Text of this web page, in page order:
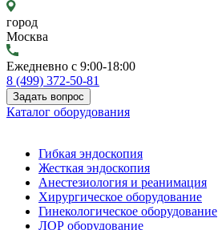
город
Москва
Ежедневно с 9:00-18:00
8 (499) 372-50-81
Задать вопрос
Каталог оборудования
Гибкая эндоскопия
Жесткая эндоскопия
Анестезиология и реанимация
Хирургическое оборудование
Гинекологическое оборудование
ЛОР оборудование